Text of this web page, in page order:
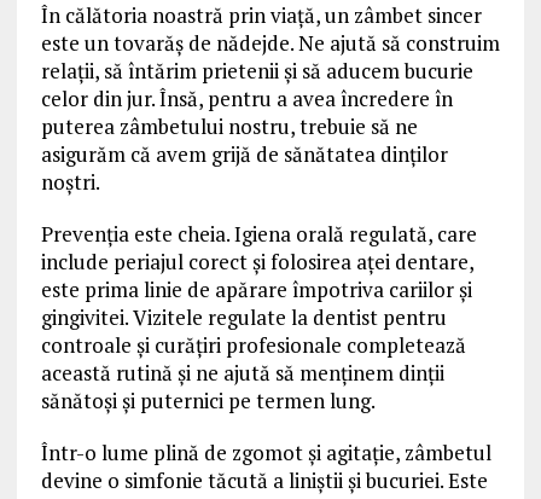
În călătoria noastră prin viață, un zâmbet sincer
este un tovarăș de nădejde. Ne ajută să construim
relații, să întărim prietenii și să aducem bucurie
celor din jur. Însă, pentru a avea încredere în
puterea zâmbetului nostru, trebuie să ne
asigurăm că avem grijă de sănătatea dinților
noștri.
Prevenția este cheia. Igiena orală regulată, care
include periajul corect și folosirea aței dentare,
este prima linie de apărare împotriva cariilor și
gingivitei. Vizitele regulate la dentist pentru
controale și curățiri profesionale completează
această rutină și ne ajută să menținem dinții
sănătoși și puternici pe termen lung.
Într-o lume plină de zgomot și agitație, zâmbetul
devine o simfonie tăcută a liniștii și bucuriei. Este